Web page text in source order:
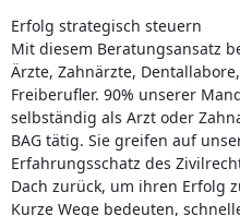
Erfolg strategisch steuern
Mit diesem Beratungsansatz
Ärzte, Zahnärzte,
Freiberufler. 90% unserer
selbständig als Arzt oder
BAG tätig. Sie greifen auf
Erfahrungsschatz des
Dach zurück, um ihren Erfolg
Kurze Wege bedeuten,